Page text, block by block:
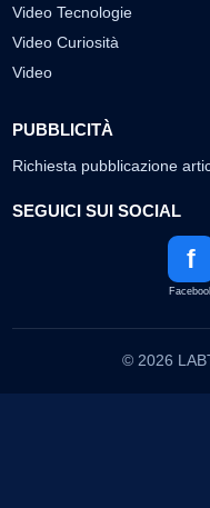
Video Tecnologie
Video Curiosità
Video
PUBBLICITÀ
Richiesta pubblicazione
SEGUICI SUI SOCIAL
f
© 2026